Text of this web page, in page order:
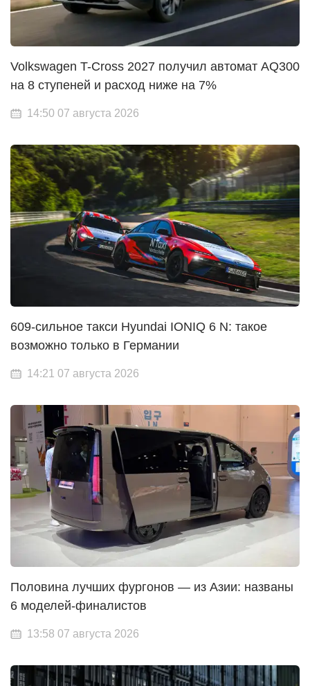
Volkswagen T-Cross 2027 получил автомат AQ300
на 8 ступеней и расход ниже на 7%
14:50 07 августа 2026
609-сильное такси Hyundai IONIQ 6 N: такое
возможно только в Германии
14:21 07 августа 2026
Половина лучших фургонов — из Азии: названы
6 моделей-финалистов
13:58 07 августа 2026